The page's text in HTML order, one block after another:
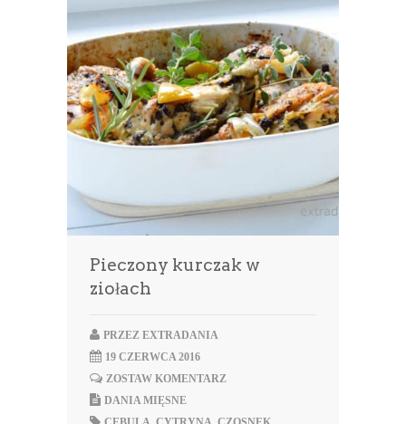
Pieczony kurczak w
ziołach
PRZEZ EXTRADANIA
19 CZERWCA 2016
ZOSTAW KOMENTARZ
DANIA MIĘSNE